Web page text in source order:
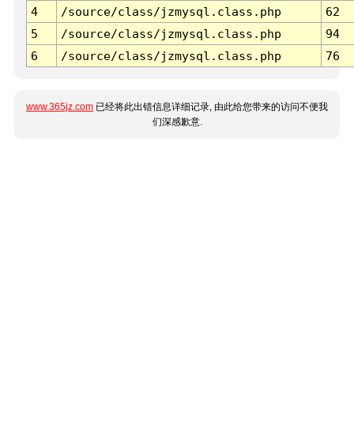
4
/source/class/jzmysql.class.php
62
5
/source/class/jzmysql.class.php
94
6
/source/class/jzmysql.class.php 76
www.365jz.com 已经将此出错信息详细记录, 由此给您带来的访问不便我
们深感歉意.